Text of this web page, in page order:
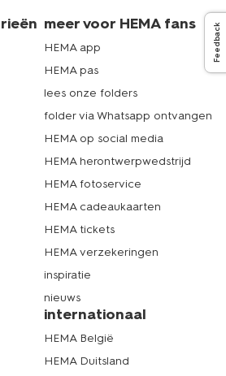
Feedback
meer voor HEMA fans
HEMA app
HEMA pas
lees onze folders
folder via Whatsapp ontvangen
HEMA op social media
HEMA herontwerpwedstrijd
HEMA fotoservice
HEMA cadeaukaarten
HEMA tickets
HEMA verzekeringen
inspiratie
nieuws
internationaal
HEMA België
HEMA Duitsland